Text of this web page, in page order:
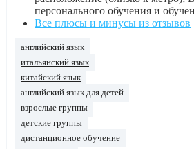
персонального обучения и
Все плюсы и минусы из отзывов
английский язык
итальянский язык
китайский язык
английский язык для детей
взрослые группы
детские группы
дистанционное обучение